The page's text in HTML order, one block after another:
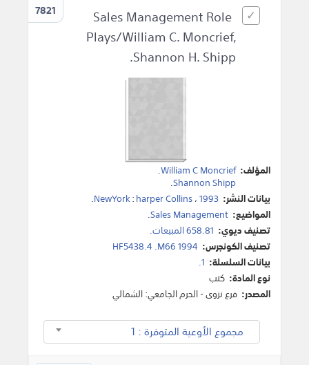
7821
Sales Management Role
Plays/William C. Moncrief,
Shannon H. Shipp.
المؤلف: William C Moncrief
.
Shannon Shipp
.
بيانات النشر:
NewYork:harper Collins،1993
.
المواضيع: Sales Management
.
تصنيف ديوي: 658.81 المبيعات.
تصنيف الكونجرس: HF5438.4 .M66 1994
بيانات السلسلة: 1.
نوع المادة: كتب
المصدر: فرع نزوى - الحرم الجامعي: الشمالي
مجموع الأوعية المتوفرة : 1